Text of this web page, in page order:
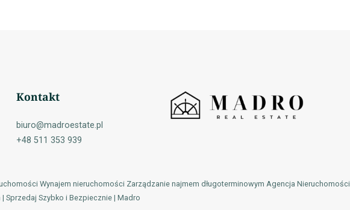
Kontakt
biuro@madroestate.pl
+48 511 353 939
Wynajem nieruchomości Zarządzanie najmem długoterminowym Agencja
Sprzedaj Szybko i Bezpiecznie | Madro